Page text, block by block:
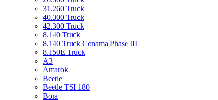
31.260 Truck
40.300 Truck
42.300 Truck
8.140 Truck
8.140 Truck Conama Phase III
8.150E Truck
A3
Amarok
Beetle
Beetle TSI 180
Bora